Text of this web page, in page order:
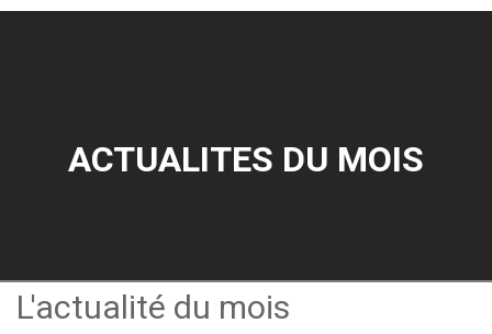
ACTUALITES DU MOIS
L'actualité du mois